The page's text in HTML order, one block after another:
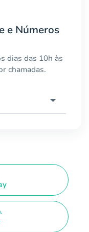
e Números
dias das 10h às
chamadas.